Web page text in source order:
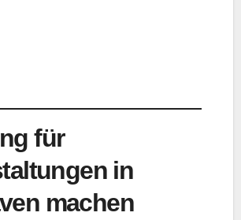
für
in
machen